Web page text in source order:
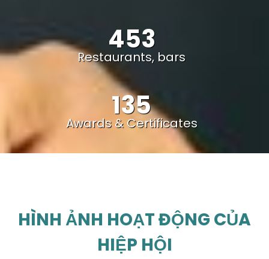
453
Restaurants, bars
135
Awards & Certificates
HÌNH ẢNH HOẠT ĐỘNG CỦA
HIỆP HỘI